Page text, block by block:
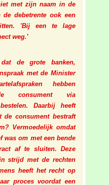
met zijn naam in de
debetrente ook een
'Bij een te lage
weg.'
de grote banken,
met de Minister
hebben
consument via
Daarbij heeft
de consument bestraft
Vermoedelijk omdat
was om met een bende
af te sluiten. Deze
strijd met de rechten
heeft het recht op
proces voordat een